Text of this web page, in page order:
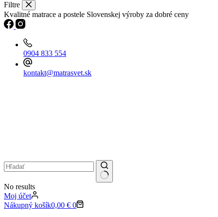
Filtre
Kvalitné matrace a postele Slovenskej výroby za dobré ceny
0904 833 554
kontakt@matrasvet.sk
No results
Moj účet
Nákupný košík0,00 € 0